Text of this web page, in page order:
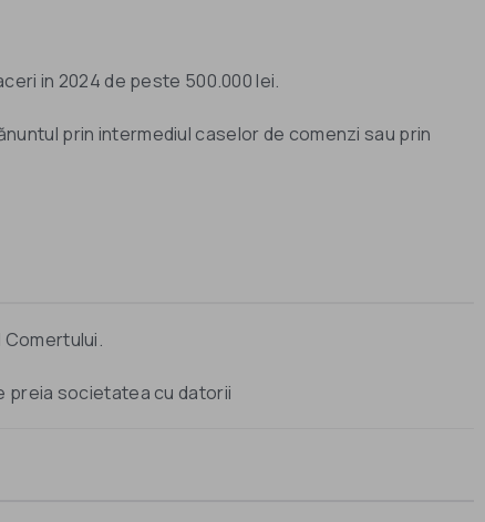
in 2024 de peste 500.000 lei.
prin intermediul caselor de comenzi sau prin